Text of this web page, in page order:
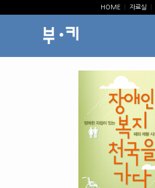
HOME 자료실